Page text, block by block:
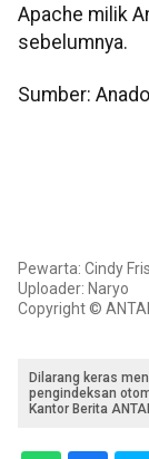
Apache milik
sebelumnya.
Sumber:
Pewarta: Cindy
Uploader: Naryo
Copyright ©
Dilarang keras
pengindeksan
Kantor Berita